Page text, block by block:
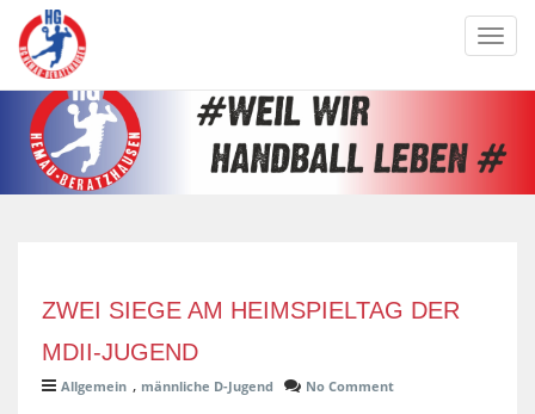
ZWEI SIEGE AM HEIMSPIELTAG DER
MDII-JUGEND
Allgemein , männliche D-Jugend No Comment